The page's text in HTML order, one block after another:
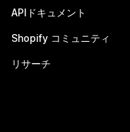
APIドキュメント
Shopify コミュニティ
リサーチ